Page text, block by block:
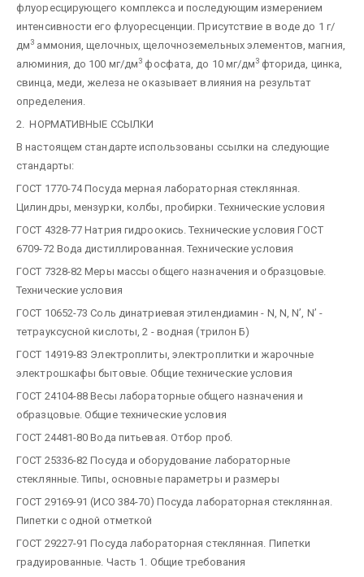
флуоресцирующего комплекса и последующим измерением
интенсивности его флуоресценции. Присутствие в воде до 1 г/
дм3 аммония, щелочных, щелочноземельных элементов, магния,
алюминия, до 100 мг/дм3 фосфата, до 10 мг/дм3 фторида, цинка,
свинца, меди, железа не оказывает влияния на результат
определения.
2. НОРМАТИВНЫЕ ССЫЛКИ
В настоящем стандарте использованы ссылки на следующие
стандарты:
ГОСТ 1770-74 Посуда мерная лабораторная стеклянная.
Цилиндры, мензурки, колбы, пробирки. Технические условия
ГОСТ 4328-77 Натрия гидроокись. Технические условия ГОСТ
6709-72 Вода дистиллированная. Технические условия
ГОСТ 7328-82 Меры массы общего назначения и образцовые.
Технические условия
ГОСТ 10652-73 Соль динатриевая этилендиамин - N, N, N’, N’ -
тетрауксусной кислоты, 2 - водная (трилон Б)
ГОСТ 14919-83 Электроплиты, электроплитки и жарочные
электрошкафы бытовые. Общие технические условия
ГОСТ 24104-88 Весы лабораторные общего назначения и
образцовые. Общие технические условия
ГОСТ 24481-80 Вода питьевая. Отбор проб.
ГОСТ 25336-82 Посуда и оборудование лабораторные
стеклянные. Типы, основные параметры и размеры
ГОСТ 29169-91 (ИСО 384-70) Посуда лабораторная стеклянная.
Пипетки с одной отметкой
ГОСТ 29227-91 Посуда лабораторная стеклянная. Пипетки
градуированные. Часть 1. Общие требования